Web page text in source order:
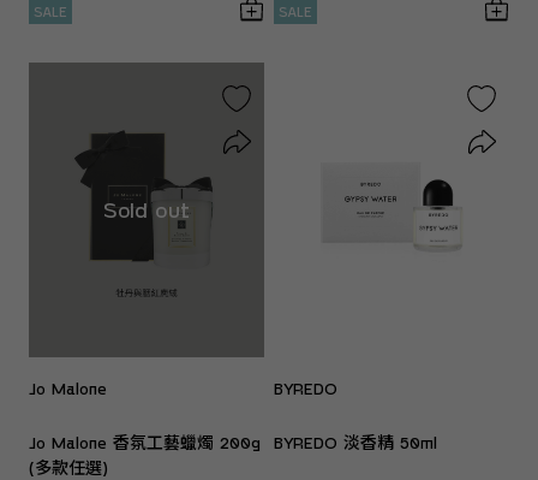
SALE SALE
Jo Malone
Jo Malone 香氛工藝蠟燭 200g
(多款任選)
BYREDO
BYREDO 淡香精 50ml